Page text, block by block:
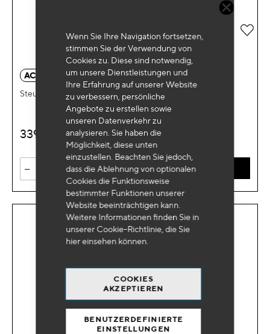
Wenn Sie Ihre Navigation fortsetzen,
stimmen Sie der Verwendung von
Cookies zu. Diese sind notwendig,
um unsere Dienstleistungen und
Ihre Erfahrung auf unserer Website
zu verbessern, persönliche
Angebote zu erstellen sowie
unseren Datenverkehr zu
analysieren. Sie haben die
Möglichkeit, diese unten
einzustellen. Beachten Sie jedoch,
dass die Ablehnung von optionalen
Cookies die Funktionsweise
bestimmter Funktionen unserer
Website beeinträchtigen kann.
Weitere Informationen finden Sie in
unserer Cookie-Richtlinie, die Sie
hiereinsehen können.
COOKIES
AKZEPTIEREN
BENUTZERDEFINIERTE
EINSTELLUNGEN
AC 1002
Steuergerät für Kühlkreisläufe LKW
339
- IN DEN WARENKORB
Zur